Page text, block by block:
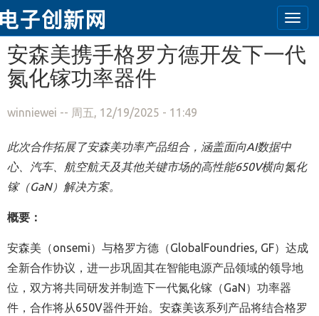
跳转到主要内容
安森美携手格罗方德开发下一代
氮化镓功率器件
winniewei -- 周五, 12/19/2025 - 11:49
此次合作拓展了安森美功率产品组合，涵盖面向AI数据中
心、汽车、航空航天及其他关键市场的高性能650V横向氮化
镓（GaN）解决方案。
概要：
安森美（onsemi）与格罗方德（GlobalFoundries, GF）达成
全新合作协议，进一步巩固其在智能电源产品领域的领导地
位，双方将共同研发并制造下一代氮化镓（GaN）功率器
件，合作将从650V器件开始。安森美该系列产品将结合格罗